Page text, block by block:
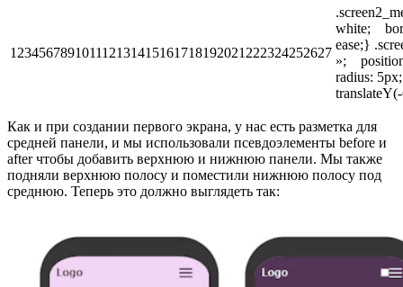
123456789101112131415161718192021222324252627
white;
ease;}
»;
radius:
Как и при создании первого экрана, у нас есть разметка для
средней панели, и мы использовали псевдоэлементы before и
after чтобы добавить верхнюю и нижнюю панели. Мы также
подняли верхнюю полосу и поместили нижнюю полосу под
среднюю. Теперь это должно выглядеть так: